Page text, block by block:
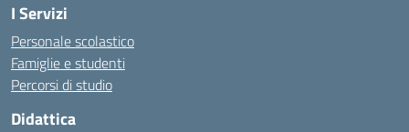
I Servizi
Personale scolastico
Famiglie e studenti
Percorsi di studio
Didattica